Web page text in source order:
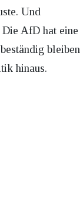
Und
AfD hat eine
bleiben
hinaus.